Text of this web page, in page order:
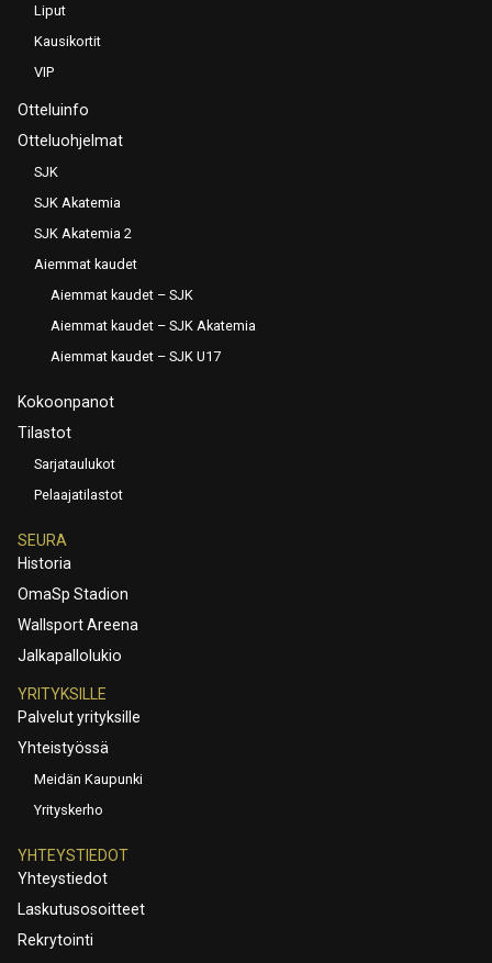
Liput
Kausikortit
VIP
Otteluinfo
Otteluohjelmat
SJK
SJK Akatemia
SJK Akatemia 2
Aiemmat kaudet
Aiemmat kaudet – SJK
Aiemmat kaudet – SJK Akatemia
Aiemmat kaudet – SJK U17
Kokoonpanot
Tilastot
Sarjataulukot
Pelaajatilastot
SEURA
Historia
OmaSp Stadion
Wallsport Areena
Jalkapallolukio
YRITYKSILLE
Palvelut yrityksille
Yhteistyössä
Meidän Kaupunki
Yrityskerho
YHTEYSTIEDOT
Yhteystiedot
Laskutusosoitteet
Rekrytointi